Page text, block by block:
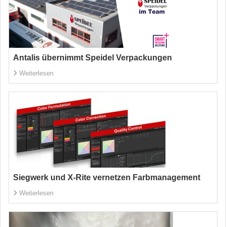
Antalis übernimmt Speidel Verpackungen
Weiterlesen
Siegwerk und X-Rite vernetzen Farbmanagement
Weiterlesen